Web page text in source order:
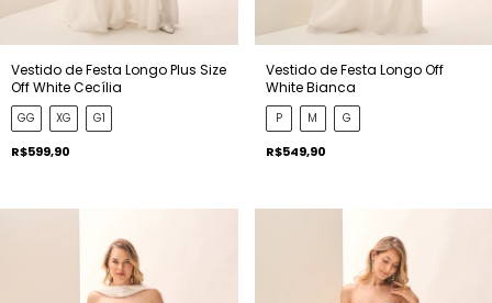
Vestido de Festa Longo Plus Size
Off White Cecília
GG XG G1
R$599,90
Vestido de Festa Longo Off
White Bianca
P M G
R$549,90